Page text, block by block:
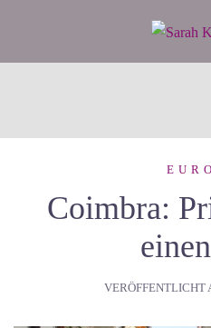
springen
Coimbra:
VERÖFFENTLICHT